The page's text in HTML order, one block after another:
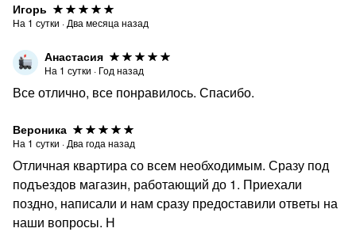
Игорь
На 1 сутки · Два месяца назад
Анастасия
На 1 сутки · Год назад
Все отлично, все понравилось. Спасибо.
Вероника
На 1 сутки · Два года назад
Отличная квартира со всем необходимым. Сразу под
подъездов магазин, работающий до 1. Приехали
поздно, написали и нам сразу предоставили ответы на
наши вопросы. Н